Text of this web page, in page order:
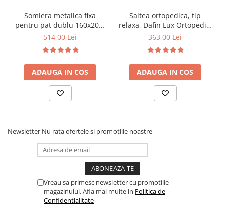
Somiera metalica fixa
pentru pat dublu 160x200,
6 picioare, 32 lamele lemn
saltea ferm, negru
514,00 Lei
ADAUGA IN COS
Saltea ortopedica, tip
relaxa, Dafin Lux Ortopedic,
90x200x21cm, fermitate
tip Bonell, fata vara-iarna,
sistem de aerisire cu
butoni, Salt Confort
363,00 Lei
ADAUGA IN COS
Newsletter Nu rata ofertele si promotiile noastre
Vreau sa primesc newsletter cu promotiile
magazinului. Afla mai multe in Politica de
Confidentialitate